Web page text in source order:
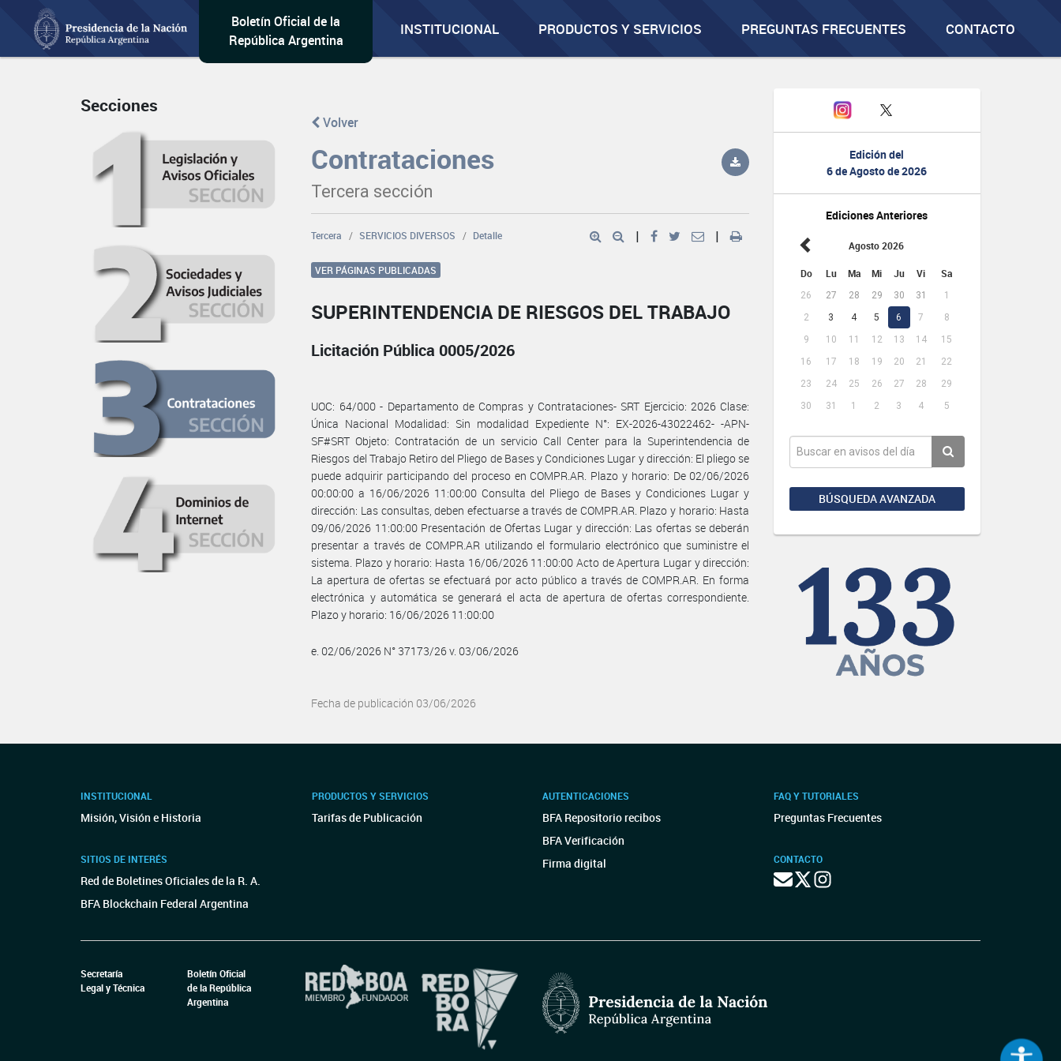
Boletín Oficial de la
República Argentina
INSTITUCIONAL PRODUCTOS Y SERVICIOS PREGUNTAS FRECUENTES CONTACTO
Edición del
6 de Agosto de 2026
Ediciones Anteriores
Agosto 2026
Do Lu Ma Mi Ju Vi Sa
26 27 28 29 30 31
1
2
3 4 5 6 7
8
9
10 11 12 13 14
15
16
17 18 19 20 21
22
23
24 25 26 27 28
29
30
31 1 2 3 4 5
BÚSQUEDA AVANZADA
Secciones
Volver
Contrataciones
Tercera sección
Tercera SERVICIOS DIVERSOS Detalle | |
VER PÁGINAS PUBLICADAS
SUPERINTENDENCIA DE RIESGOS DEL TRABAJO
Licitación Pública 0005/2026
UOC: 64/000 - Departamento de Compras y Contrataciones- SRT Ejercicio: 2026 Clase:
Única Nacional Modalidad: Sin modalidad Expediente N°: EX-2026-43022462- -APN-
SF#SRT Objeto: Contratación de un servicio Call Center para la Superintendencia de
Riesgos del Trabajo Retiro del Pliego de Bases y Condiciones Lugar y dirección: El pliego se
puede adquirir participando del proceso en COMPR.AR. Plazo y horario: De 02/06/2026
00:00:00 a 16/06/2026 11:00:00 Consulta del Pliego de Bases y Condiciones Lugar y
dirección: Las consultas, deben efectuarse a través de COMPR.AR. Plazo y horario: Hasta
09/06/2026 11:00:00 Presentación de Ofertas Lugar y dirección: Las ofertas se deberán
presentar a través de COMPR.AR utilizando el formulario electrónico que suministre el
sistema. Plazo y horario: Hasta 16/06/2026 11:00:00 Acto de Apertura Lugar y dirección:
La apertura de ofertas se efectuará por acto público a través de COMPR.AR. En forma
electrónica y automática se generará el acta de apertura de ofertas correspondiente.
Plazo y horario: 16/06/2026 11:00:00
e. 02/06/2026 N° 37173/26 v. 03/06/2026
Fecha de publicación 03/06/2026
INSTITUCIONAL
Misión, Visión e Historia
SITIOS DE INTERÉS
Red de Boletines Oficiales de la R. A.
BFA Blockchain Federal Argentina
PRODUCTOS Y SERVICIOS
Tarifas de Publicación
AUTENTICACIONES
BFA Repositorio recibos
BFA Verificación
Firma digital
FAQ Y TUTORIALES
Preguntas Frecuentes
CONTACTO
Secretaría
Legal y Técnica
Boletín Oficial
de la República
Argentina